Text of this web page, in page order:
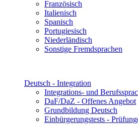
Französisch
Italienisch
Spanisch
Portugiesisch
Niederländisch
Sonstige Fremdsprachen
Deutsch - Integration
Integrations- und
DaF/DaZ - Offenes Angebot
Grundbildung Deutsch
Einbürgerungstests -